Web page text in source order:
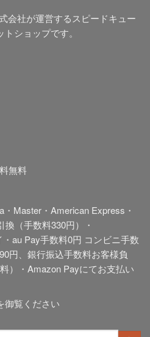
会社が運営するスピードキュー
ショップです。
無料
Master・American Express・
（手数料330円）・
au Pay手数料0円 コンビニ手数
円、銀行振込手数料お客様負
）・Amazon Payにてお支払い
御覧ください